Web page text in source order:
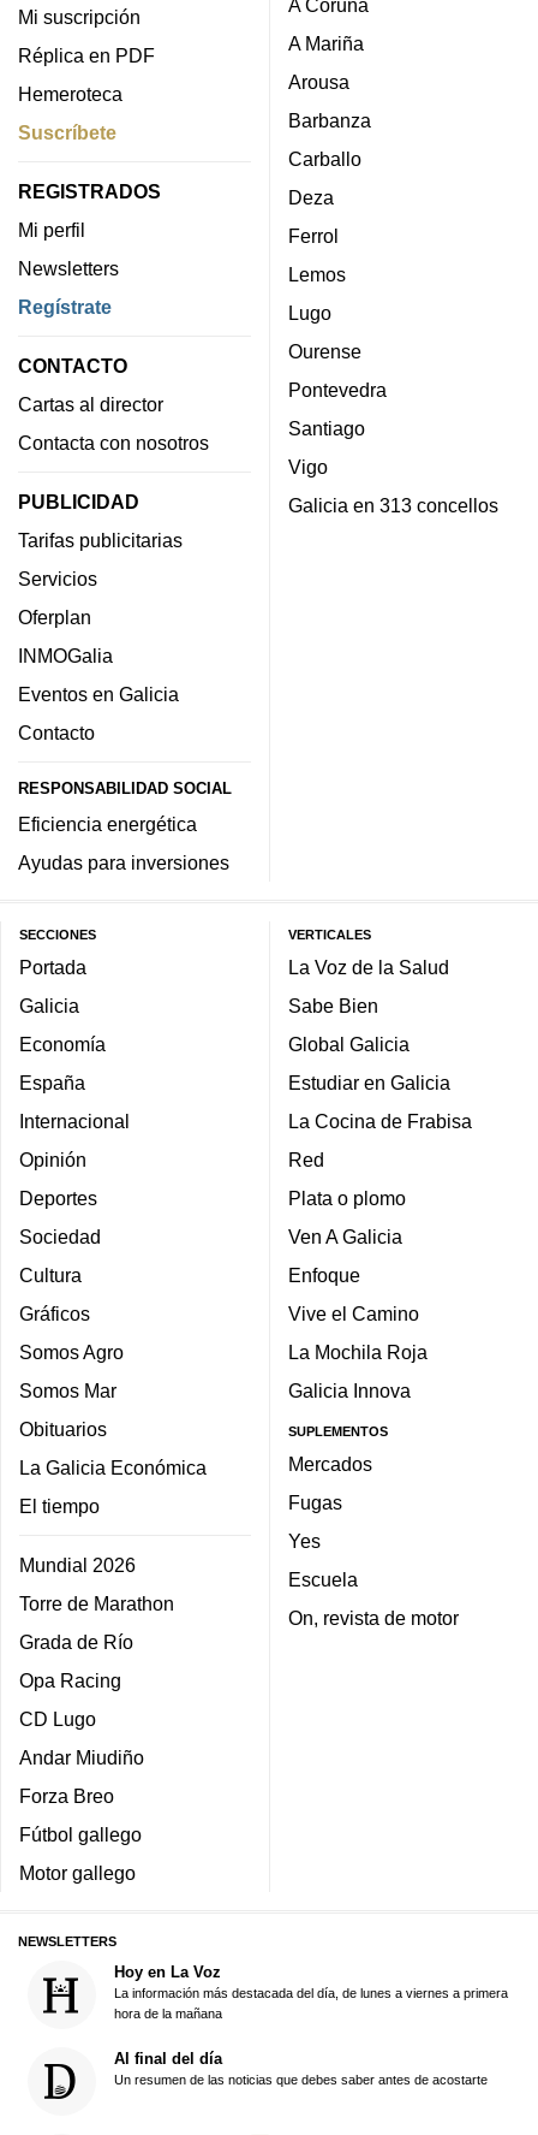
Mi suscripción
Réplica en PDF
Hemeroteca
Suscríbete
REGISTRADOS
Mi perfil
Newsletters
Regístrate
CONTACTO
Cartas al director
Contacta con nosotros
PUBLICIDAD
Tarifas publicitarias
Servicios
Oferplan
INMOGalia
Eventos en Galicia
Contacto
RESPONSABILIDAD SOCIAL
Eficiencia energética
Ayudas para inversiones
A Coruña
A Mariña
Arousa
Barbanza
Carballo
Deza
Ferrol
Lemos
Lugo
Ourense
Pontevedra
Santiago
Vigo
Galicia en 313 concellos
SECCIONES
Portada
Galicia
Economía
España
Internacional
Opinión
Deportes
Sociedad
Cultura
Gráficos
Somos Agro
Somos Mar
Obituarios
La Galicia Económica
El tiempo
Mundial 2026
Torre de Marathon
Grada de Río
Opa Racing
CD Lugo
Andar Miudiño
Forza Breo
Fútbol gallego
Motor gallego
VERTICALES
La Voz de la Salud
Sabe Bien
Global Galicia
Estudiar en Galicia
La Cocina de Frabisa
Red
Plata o plomo
Ven A Galicia
Enfoque
Vive el Camino
La Mochila Roja
Galicia Innova
SUPLEMENTOS
Mercados
Fugas
Yes
Escuela
On, revista de motor
NEWSLETTERS
Hoy en La Voz
La información más destacada del día, de lunes a viernes a primera
hora de la mañana
Al final del día
Un resumen de las noticias que debes saber antes de acostarte